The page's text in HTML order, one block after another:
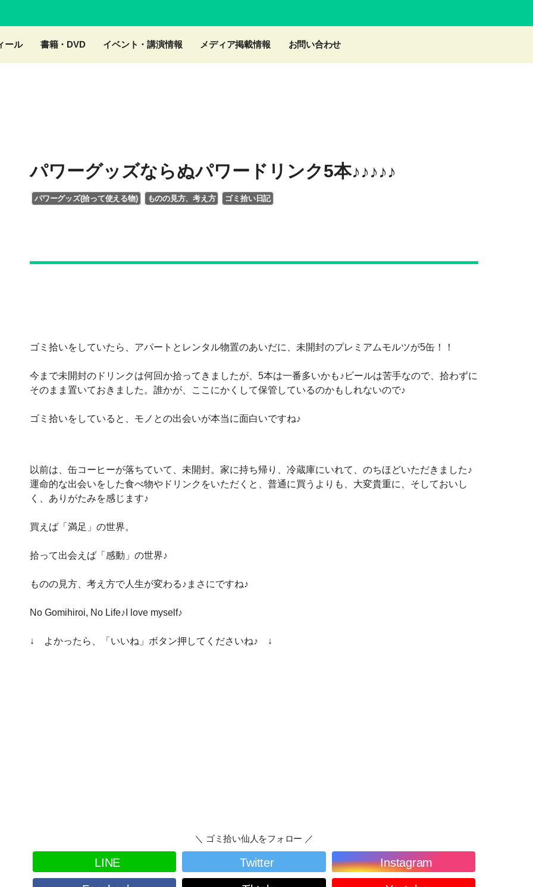
ール 書籍・DVD イベント・講演情報 メディア掲載情報 お問い合わせ
パワーグッズならぬパワードリンク5本♪♪♪♪♪
パワーグッズ(拾って使える物) ものの見方、考え方 ゴミ拾い日記
ゴミ拾いをしていたら、アパートとレンタル物置のあいだに、未開封のプレミアムモルツが5缶！！
今まで未開封のドリンクは何回か拾ってきましたが、5本は一番多いかも♪ビールは苦手なので、拾わずに
そのまま置いておきました。誰かが、ここにかくして保管しているのかもしれないので♪
ゴミ拾いをしていると、モノとの出会いが本当に面白いですね♪
以前は、缶コーヒーが落ちていて、未開封。家に持ち帰り、冷蔵庫にいれて、のちほどいただきました♪
運命的な出会いをした食べ物やドリンクをいただくと、普通に買うよりも、大変貴重に、そしておいし
く、ありがたみを感じます♪
買えば「満足」の世界。
拾って出会えば「感動」の世界♪
ものの見方、考え方で人生が変わる♪まさにですね♪
No Gomihiroi, No Life♪I love myself♪
↓ よかったら、「いいね」ボタン押してくださいね♪ ↓
＼ ゴミ拾い仙人をフォロー ／
LINE Twitter Instagram